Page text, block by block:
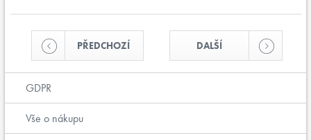
PŘEDCHOZÍ DALŠÍ
GDPR
Vše o nákupu